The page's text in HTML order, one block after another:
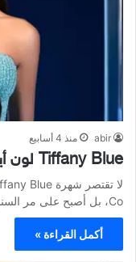
abir منذ 4 أسابيع
Tiffany Blue لون أيقوني يتصدر موضة صيف 2026
Co، بل أصبح على مر السنوات رمزاً عالمياً…
أكمل القراءة »